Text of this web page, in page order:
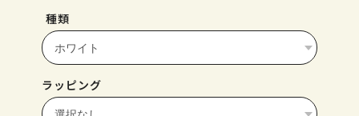
種類
ラッピング